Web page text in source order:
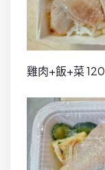
雞肉+飯+菜 120